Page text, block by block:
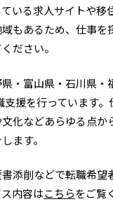
いる求人サイトや移
もあるため、仕事を
ださい。
・富山県・石川県・
援を行っています。
化などあらゆる点か
ます。
添削などで転職希望
内容はこちらをご覧